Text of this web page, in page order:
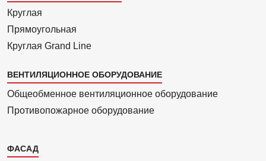
Круглая
Прямоуголь­ная
Круглая Grand Line
ВЕНТИЛЯЦИОННОЕ ОБОРУДОВАНИЕ
Общеобменное вентиляционное оборудование
Противопожарное оборудование
Каталог
ФАСАД